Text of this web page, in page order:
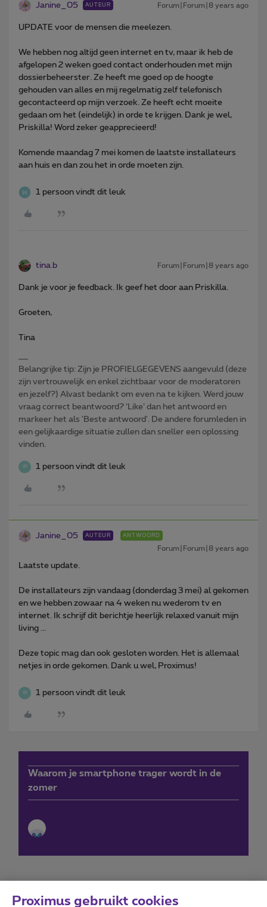
Janine_05 AUTEUR Forum|Forum|8 years ago
UPDATE voor de mensen die meelezen.
We hebben nog altijd geen internet en tv, maar ik heb de
afgelopen 2 weken goed contact onderhouden met mijn
dossierbeheerster. Ze heeft me goed op de hoogte
gehouden van alles en mij regelmatig zelf telefonisch
gecontacteerd op mijn verzoek. Ze heeft echt moeite
gedaan om het (eindelijk) in orde te krijgen. Dank je wel,
Priskilla! Word zeker geapprecieerd!
Komende maandag 7 mei komen de laatste installateurs
aan huis en dan zou het in orde moeten zijn.
1 persoon vindt dit leuk
tina.b Forum|Forum|8 years ago
Dank je voor je feedback. Ik geef het door aan Priskilla.
Groeten,
Tina
Belangrijke tip: Zijn je PROFIELGEGEVENS aangevuld (deze
zijn vertrouwelijk en enkel zichtbaar voor de moderatoren
en jezelf?) Alvast bedankt om even na te kijken. Werd jouw
vraag correct beantwoord? ‘Like’ dan het antwoord en
markeer het als 'Beste antwoord'. De andere forumleden in
een gelijkaardige situatie zullen dan sneller een oplossing
vinden.
W 1 persoon vindt dit leuk
Janine_05 AUTEUR ANTWOORD
Forum|Forum|8 years ago
Laatste update.
De installateurs zijn vandaag (donderdag 3 mei) al gekomen
en we hebben zowaar na 4 weken nu wederom tv en
internet. Ik schrijf dit berichtje heerlijk relaxed vanuit mijn
living ...
Deze topic mag dan ook gesloten worden. Het is allemaal
netjes in orde gekomen. Dank u wel, Proximus!
W 1 persoon vindt dit leuk
Waarom je smartphone trager wordt in de
zomer
Proximus gebruikt cookies